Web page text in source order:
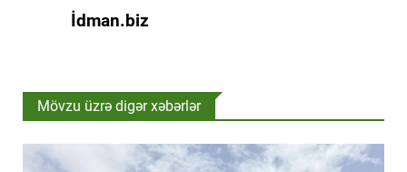
İdman.biz
Mövzu üzrə digər xəbərlər